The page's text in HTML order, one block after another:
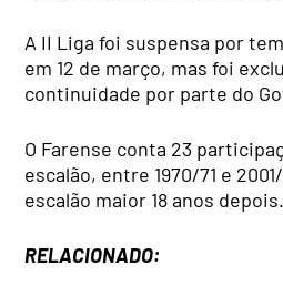
A II Liga foi suspensa por
em 12 de março, mas foi
continuidade por parte do
O Farense conta 23
escalão, entre 1970/71 e
escalão maior 18 anos depois.
RELACIONADO: